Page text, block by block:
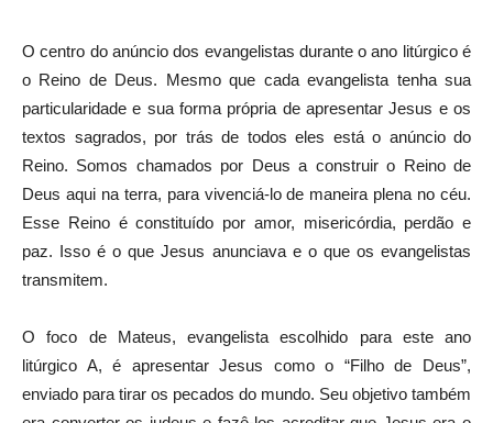
O centro do anúncio dos evangelistas durante o ano litúrgico é
o Reino de Deus. Mesmo que cada evangelista tenha sua
particularidade e sua forma própria de apresentar Jesus e os
textos sagrados, por trás de todos eles está o anúncio do
Reino. Somos chamados por Deus a construir o Reino de
Deus aqui na terra, para vivenciá-lo de maneira plena no céu.
Esse Reino é constituído por amor, misericórdia, perdão e
paz. Isso é o que Jesus anunciava e o que os evangelistas
transmitem.
O foco de Mateus, evangelista escolhido para este ano
litúrgico A, é apresentar Jesus como o “Filho de Deus”,
enviado para tirar os pecados do mundo. Seu objetivo também